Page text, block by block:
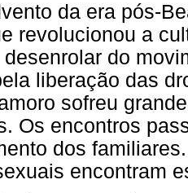
da era pós-
revolucionou a
desenrolar do
liberação das
sofreu
Os encontros
dos
encontram